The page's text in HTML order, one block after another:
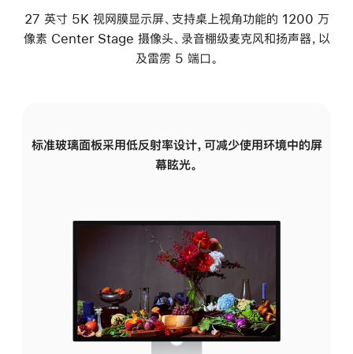
27 英寸 5K 视网膜显示屏、支持桌上视角功能的 1200 万
像素 Center Stage 摄像头、录音棚级麦克风和扬声器，以
及雷雳 5 端口。
标准玻璃面板采用低反射率设计，可减少使用环境中的屏
幕眩光。